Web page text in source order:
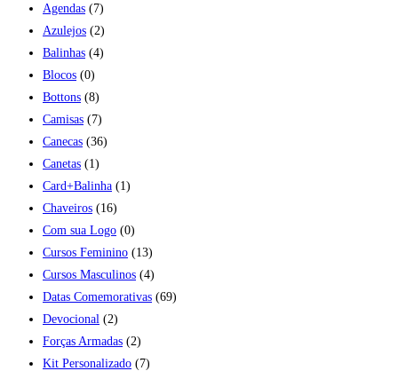
Agendas (7)
Azulejos (2)
Balinhas (4)
Blocos (0)
Bottons (8)
Camisas (7)
Canecas (36)
Canetas (1)
Card+Balinha (1)
Chaveiros (16)
Com sua Logo (0)
Cursos Feminino (13)
Cursos Masculinos (4)
Datas Comemorativas (69)
Devocional (2)
Forças Armadas (2)
Kit Personalizado (7)